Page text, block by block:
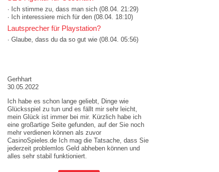
· Ich stimme zu, dass man sich (08.04. 21:29)
· Ich interessiere mich für den (08.04. 18:10)
Lautsprecher für Playstation?
· Glaube, dass du da so gut wie (08.04. 05:56)
Gerhhart
30.05.2022
Ich habe es schon lange geliebt, Dinge wie
Glücksspiel zu tun und es fällt mir sehr leicht,
mein Glück ist immer bei mir. Kürzlich habe ich
eine großartige Seite gefunden, auf der Sie noch
mehr verdienen können als zuvor
CasinoSpieles.de Ich mag die Tatsache, dass Sie
jederzeit problemlos Geld abheben können und
alles sehr stabil funktioniert.